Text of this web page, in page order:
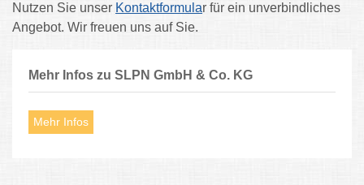
Nutzen Sie unser Kontaktformular für ein unverbindliches
Angebot. Wir freuen uns auf Sie.
Mehr Infos zu SLPN GmbH & Co. KG
Mehr Infos